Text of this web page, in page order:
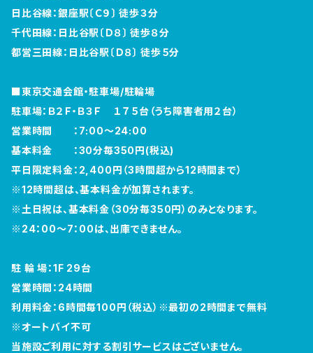
日比谷線：銀座駅〔Ｃ９〕 徒歩３分
千代田線：日比谷駅〔Ｄ８〕 徒歩８分
都営三田線：日比谷駅〔Ｄ８〕 徒歩５分
■東京交通会館・駐車場/駐輪場
駐車場：Ｂ２Ｆ・Ｂ３Ｆ １７５台（うち障害者用２台）
営業時間 ：7:00～24:00
基本料金 ：30分毎350円(税込)
平日限定料金：2,400円（3時間超から12時間まで）
※12時間超は、基本料金が加算されます。
※土日祝は、基本料金（30分毎350円）のみとなります。
※24：00～7：00は、出庫できません。
駐 輪 場：1F 29台
営業時間：24時間
利用料金：6時間毎100円（税込）※最初の2時間まで無料
※オートバイ不可
当施設ご利用に対する割引サービスはございません。